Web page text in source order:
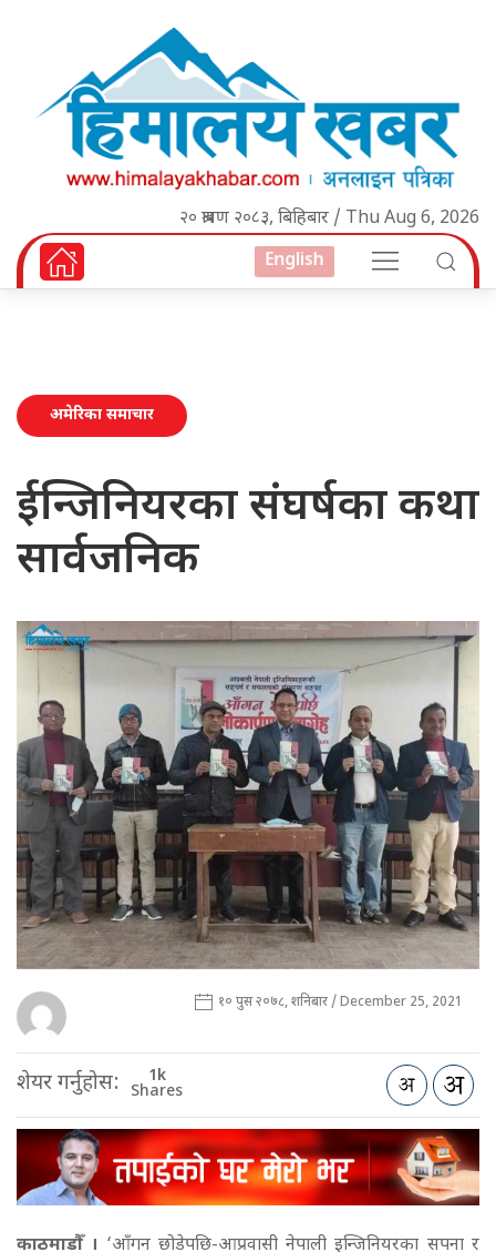
२० श्रावण २०८३, बिहिबार / Thu Aug 6, 2026
English
अमेरिका समाचार
ईन्जिनियरका संघर्षका कथा
सार्वजनिक
१० पुस २०७८, शनिबार / December 25, 2021
शेयर गर्नुहोस: 1k
Shares
काठमाडौँ । ‘आँगन छोडेपछि-आप्रवासी नेपाली इन्जिनियरका सपना र